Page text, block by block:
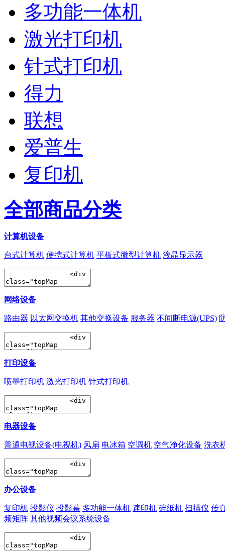
多功能一体机
激光打印机
针式打印机
得力
联想
爱普生
复印机
全部商品分类
计算机设备
台式计算机 便携式计算机 平板式微型计算机 液晶显示器
网络设备
路由器 以太网交换机 其他交换设备 服务器 不间断电源(UPS)
打印设备
喷墨打印机 激光打印机 针式打印机
电器设备
普通电视设备(电视机) 风扇 电冰箱 空调机 空气净化设备 洗衣
办公设备
复印机 投影仪 投影幕 多功能一体机 速印机 碎纸机 扫描仪 传
频矩阵 其他视频会议系统设备